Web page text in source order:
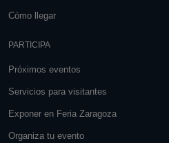
Cómo llegar
PARTICIPA
Próximos eventos
Servicios para visitantes
Exponer en Feria Zaragoza
Organiza tu evento